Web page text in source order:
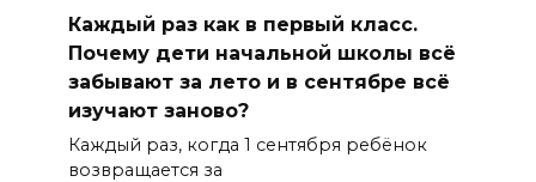
Каждый раз как в первый класс.
Почему дети начальной школы всё
забывают за лето и в сентябре всё
изучают заново?
Каждый раз, когда 1 сентября ребёнок
возвращается за